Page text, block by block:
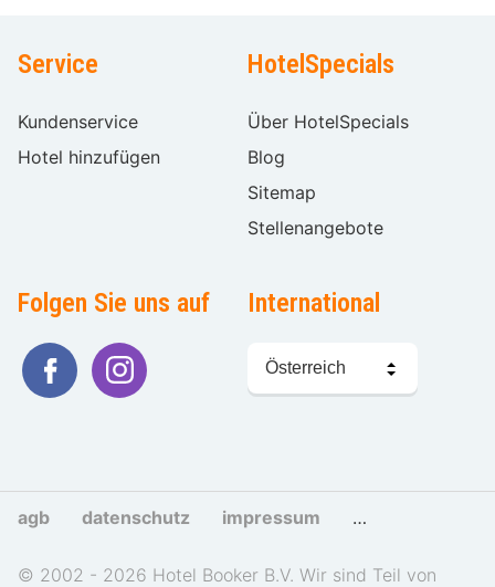
Service
Kundenservice
Hotel hinzufügen
HotelSpecials
Über HotelSpecials
Blog
Sitemap
Stellenangebote
Folgen Sie uns auf International
Sprache
wählen
agb datenschutz impressum cookies und
© 2002 - 2026 Hotel Booker B.V. Wir sind Teil von